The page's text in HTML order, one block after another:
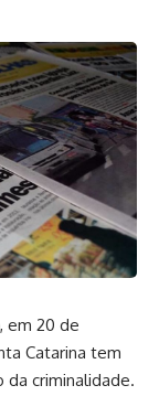
em 20 de
Catarina tem
da criminalidade.